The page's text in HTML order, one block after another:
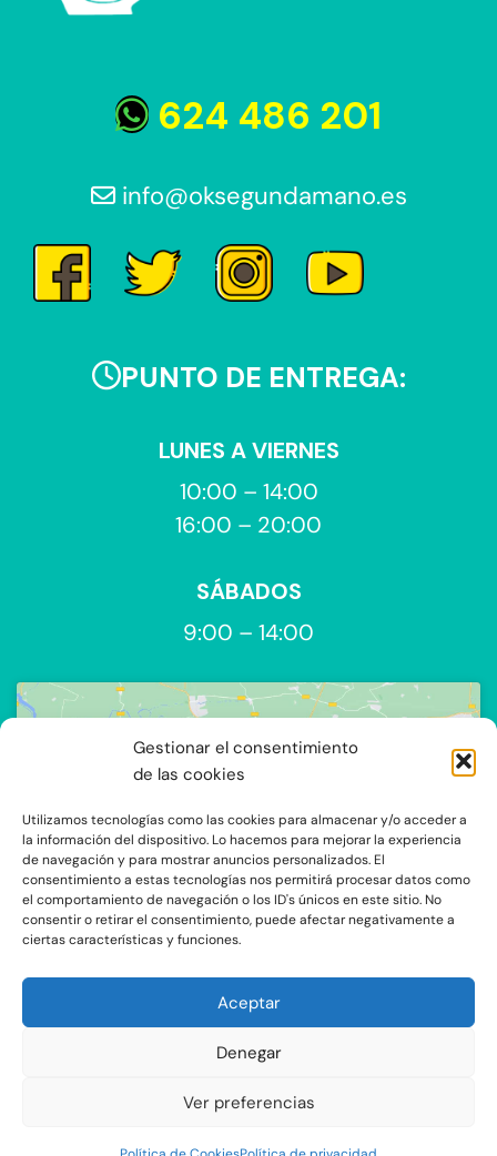
Gestionar el consentimiento
de las cookies
Utilizamos tecnologías como las cookies para almacenar y/o acceder a
la información del dispositivo. Lo hacemos para mejorar la experiencia
de navegación y para mostrar anuncios personalizados. El
consentimiento a estas tecnologías nos permitirá procesar datos como
el comportamiento de navegación o los ID's únicos en este sitio. No
consentir o retirar el consentimiento, puede afectar negativamente a
ciertas características y funciones.
Aceptar
Denegar
Ver preferencias
624 486 201
info@oksegundamano.es
PUNTO DE ENTREGA:
LUNES A VIERNES
10:00 – 14:00
16:00 – 20:00
SÁBADOS
9:00 – 14:00
Haz clic para aceptar cookies de
marketing y permitir este contenido
C/Ocaña 205, local 3 y 4 C.P: 28047 - Madrid